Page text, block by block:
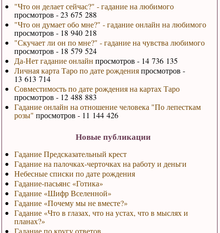
"Что он делает сейчас?" - гадание на любимого
просмотров - 23 675 288
"Что он думает обо мне?" - гадание онлайн на любимого
просмотров - 18 940 218
"Скучает ли он по мне?" - гадание на чувства любимого
просмотров - 18 579 524
Да-Нет гадание онлайн просмотров - 14 736 135
Личная карта Таро по дате рожденияпросмотров -
13 613 714
Совместимость по дате рождения на картах Таро
просмотров - 12 488 883
Гадание онлайн на отношение человека "По лепесткам
розы" просмотров - 11 144 426
Новые публикации
Гадание Предсказательный крест
Гадание на палочках-черточках на работу и деньги
Небесные списки по дате рождения
Гадание-пасьянс «Готика»
Гадание «Шифр Вселенной»
Гадание «Почему мы не вместе?»
Гадание «Что в глазах, что на устах, что в мыслях и
планах?»
Гадание по кругу ответов